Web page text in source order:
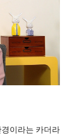
이라는 카더라